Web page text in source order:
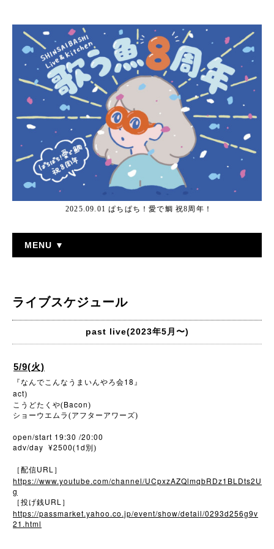
2025.09.01 ぱちぱち！愛で鯛 祝8周年！
MENU ▼
ライブスケジュール
past live(2023年5月〜)
5/9(火)
『なんでこんなうまいんやろ会18 』
act)
こうどたくや(Bacon)
ショーウエムラ(アフターアワーズ)
open/start 19:30 /20:00
adv/day ¥2500(1d 別)
［配信URL ］
https://www.youtube.com/channel/UCpxzAZQlmqbRDz1BLDts2U
g
［投げ銭URL ］
https://passmarket.yahoo.co.jp/event/show/detail/0293d256g9v
21.html